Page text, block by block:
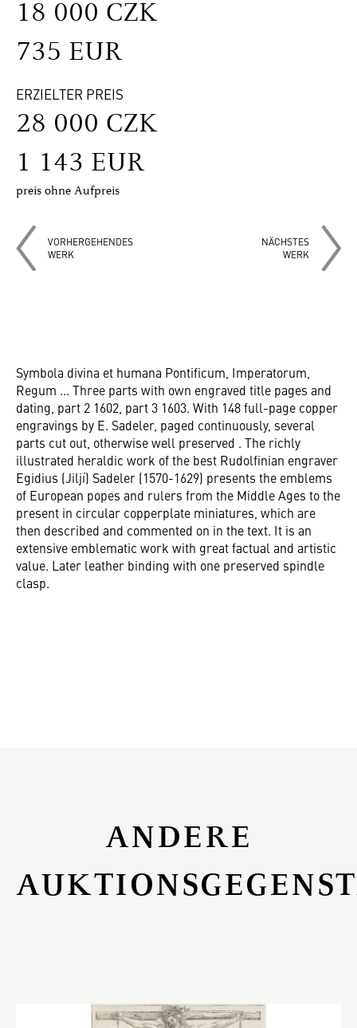
18 000 CZK
735 EUR
ERZIELTER PREIS
28 000 CZK
1 143 EUR
preis ohne Aufpreis
VORHERGEHENDES
WERK
NÄCHSTES
WERK
Symbola divina et humana Pontificum, Imperatorum,
Regum ... Three parts with own engraved title pages and
dating, part 2 1602, part 3 1603. With 148 full-page copper
engravings by E. Sadeler, paged continuously, several
parts cut out, otherwise well preserved . The richly
illustrated heraldic work of the best Rudolfinian engraver
Egidius (Jiljí) Sadeler (1570-1629) presents the emblems
of European popes and rulers from the Middle Ages to the
present in circular copperplate miniatures, which are
then described and commented on in the text. It is an
extensive emblematic work with great factual and artistic
value. Later leather binding with one preserved spindle
clasp.
ANDERE